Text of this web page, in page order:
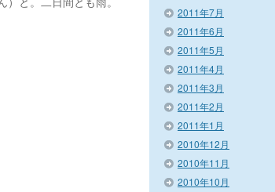
2011年7月
2011年6月
2011年5月
2011年4月
2011年3月
2011年2月
2011年1月
2010年12月
2010年11月
2010年10月